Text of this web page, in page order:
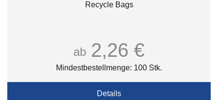
Recycle Bags
ab 2,26 €
Mindestbestellmenge: 100 Stk.
Details